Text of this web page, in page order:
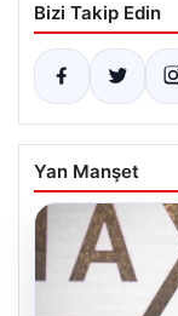
Bizi Takip Edin
Yan Manşet